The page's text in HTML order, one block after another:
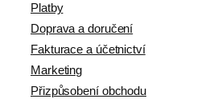
Platby
Doprava a doručení
Fakturace a účetnictví
Marketing
Přizpůsobení obchodu